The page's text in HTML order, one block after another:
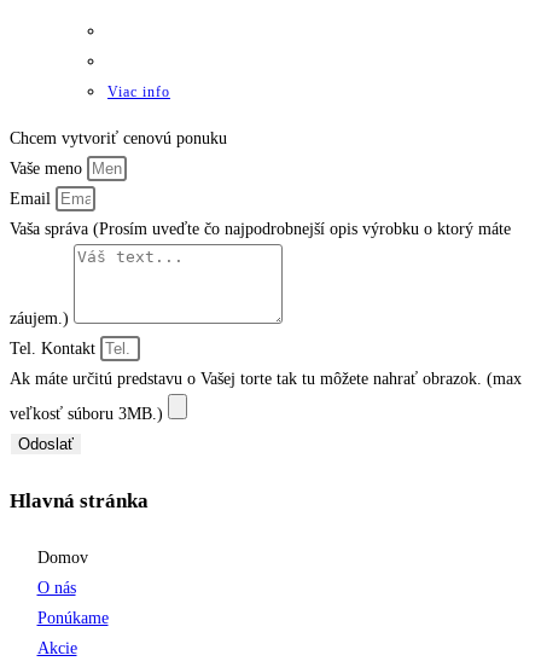
Viac info
Chcem vytvoriť cenovú ponuku
Vaše meno
Email
Vaša správa (Prosím uveďte čo najpodrobnejší opis výrobku o ktorý máte
záujem.)
Tel. Kontakt
Ak máte určitú predstavu o Vašej torte tak tu môžete nahrať obrazok. (max
veľkosť súboru 3MB.)
Odoslať
Hlavná stránka
Domov
O nás
Ponúkame
Akcie